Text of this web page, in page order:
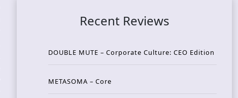
Recent Reviews
DOUBLE MUTE – Corporate Culture: CEO Edition
METASOMA – Core